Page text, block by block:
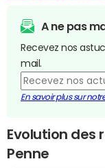
A ne pas
Recevez nos
mail.
En savoir plus sur
Evolution des
Penne